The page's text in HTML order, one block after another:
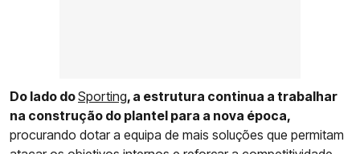
Do lado doSporting, a estrutura continua a trabalhar
na construção do plantel para a nova época,
procurando dotar a equipa de mais soluções que permitam